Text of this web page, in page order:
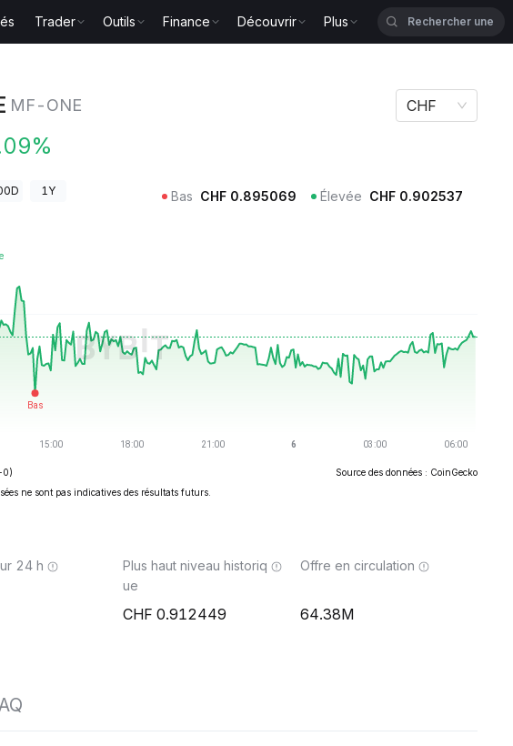
Trader Outils Finance Découvrir Plus
MF-ONE CHF
1Y Bas CHF 0.895069 Élevée CHF 0.902537
Source des données : CoinGecko
ne sont pas indicatives des résultats futurs.
24 h
Plus haut niveau historiq
ue
0.912449
Offre en circulation
64.38M